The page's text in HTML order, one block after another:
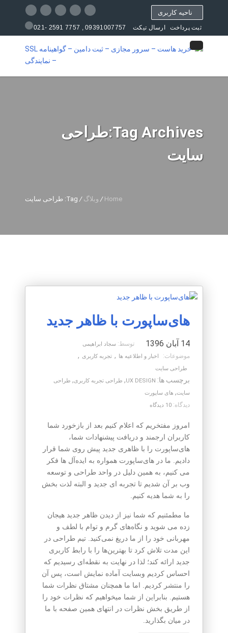
ناحیه کاربری
09391007757 , 7757 2591 -021 ثبت پرداخت
ارسال تیکت
مرکز آموزش
Tag Archives:طراحی
سایت
Home
/ وبلاگ / Tag: طراحی سایت
های‌ساپورت با ظاهر جدید
14 آبان 1396 توسط: سجاد ابراهیمی
موضوعات: اخبار و اطلاعیه ها , تجربه کاربری ,
طراحی سایت
برچسب ها: UX DESIGN
, طراحی تجربه کاربری, طراحی
سایت, های ساپورت
دیدگاه: 10 دیدگاه
امروز مفتخریم که اعلام کنیم بعد از بازخورد شما
کاربران ارجمند و دریافت پیشنهادات شما،
های‌ساپورت را با ظاهری جدید پیش روی شما قرار
دادیم. ما در های‌ساپورت همواره به ایده‌آل ها فکر
می کنیم، به همین دلیل در واحد طراحی و توسعه
وب بر آن شدیم تا تجربه ای جدید و البته لذت بخش
را به شما هدیه کنیم.
ما مطمئنیم که شما نیز از دیدن ظاهر جدید هیجان
زده می شوید و نگاه‌های گرم و توام با لطف و
مهربانی خود را از ما دریغ نمی‌کنید. تیم طراحی در
این مدت تلاش کرد تا بهترین‌ها را با رابط کاربری
جدید ارائه کند؛ لذا در نهایت به نقطه‌ای رسیدیم که
احساس کردیم وبسایت آماده نمایش است، پس آن
را منتشر کردیم. اما ما همچنان مشتاق نظرات شما
هستیم. بنابراین از شما میخواهیم که نظرات خود را
از طریق بخش نظرات در انتهای همین صفحه با ما
در میان بگذارید.